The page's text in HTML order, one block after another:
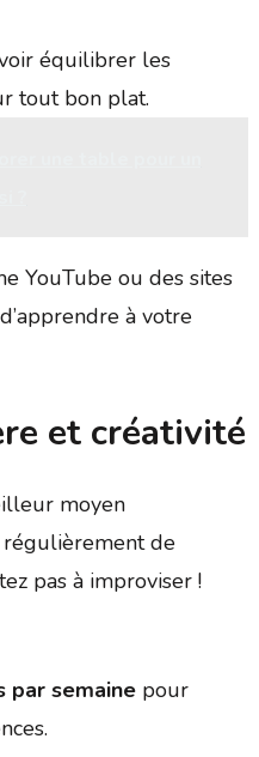
équilibrer les
tout bon plat.
une table pour un
YouTube ou des sites
à votre
et créativité
moyen
régulièrement de
pas à improviser !
par semainepour